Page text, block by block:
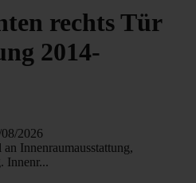
rechts Tür
2014-
2026
Innenraumausstattung,
Innenr...